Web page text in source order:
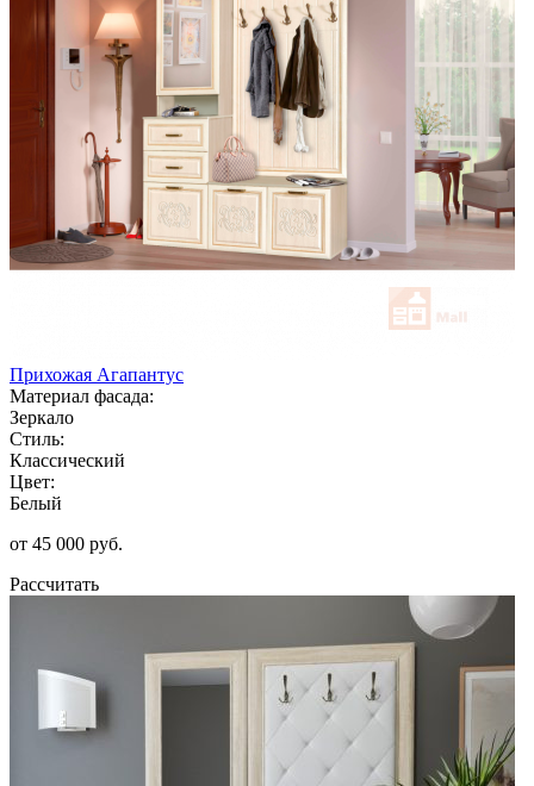
Прихожая Агапантус
Материал фасада:
Зеркало
Стиль:
Классический
Цвет:
Белый
от 45 000 руб.
Рассчитать